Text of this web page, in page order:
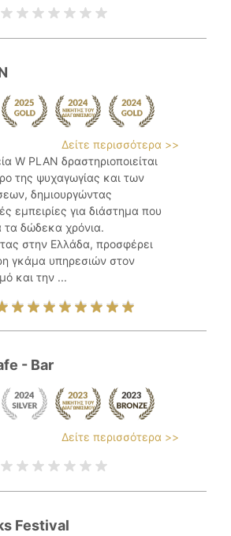
Δείτε περισσότερα >>
W PLAN δραστηριοποιείται
της ψυχαγωγίας και των
δημιουργώντας
εμπειρίες για διάστημα που
τα δώδεκα χρόνια.
στην Ελλάδα, προσφέρει
γκάμα υπηρεσιών στον
και την ...
- Bar
Δείτε περισσότερα >>
Festival